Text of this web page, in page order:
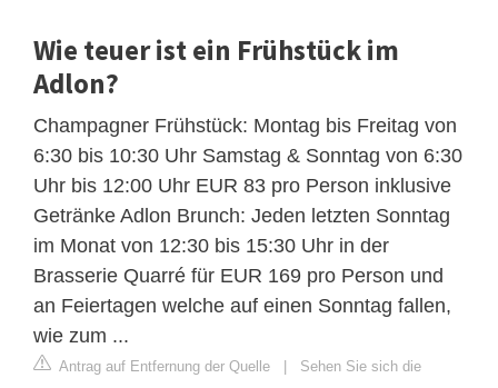
Wie teuer ist ein Frühstück im
Adlon?
Champagner Frühstück: Montag bis Freitag von
6:30 bis 10:30 Uhr Samstag & Sonntag von 6:30
Uhr bis 12:00 Uhr EUR 83 pro Person inklusive
Getränke Adlon Brunch: Jeden letzten Sonntag
im Monat von 12:30 bis 15:30 Uhr in der
Brasserie Quarré für EUR 169 pro Person und
an Feiertagen welche auf einen Sonntag fallen,
wie zum ...
Antrag auf Entfernung der Quelle
Sehen Sie sich die